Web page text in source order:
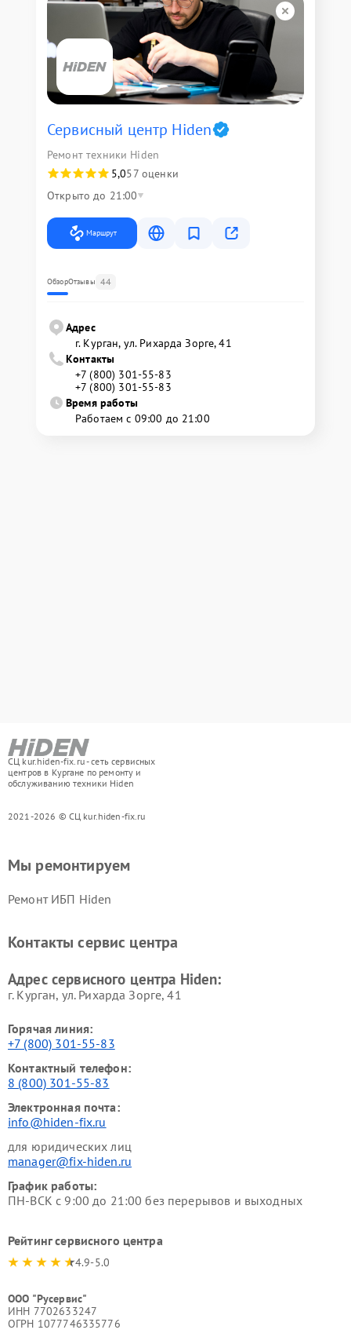
Сервисный центр Hiden
Ремонт техники Hiden
5,057 оценки
Открыто до 21:00
Маршрут
ОбзорОтзывы 44
Адрес
г. Курган, ул. Рихарда Зорге, 41
Контакты
+7 (800) 301-55-83
+7 (800) 301-55-83
Время работы
Работаем с 09:00 до 21:00
СЦ kur.hiden-fix.ru - сеть сервисных
центров в Кургане по ремонту и
обслуживанию техники Hiden
2021-2026 © СЦ kur.hiden-fix.ru
Мы ремонтируем
Ремонт ИБП Hiden
Контакты сервис центра
Адрес сервисного центра Hiden:
г. Курган, ул. Рихарда Зорге, 41
Горячая линия:
+7 (800) 301-55-83
Контактный телефон:
8 (800) 301-55-83
Электронная почта:
info@hiden-fix.ru
для юридических лиц
manager@fix-hiden.ru
График работы:
ПН-ВСК с 9:00 до 21:00 без перерывов и выходных
Рейтинг сервисного центра
4.9-5.0
ООО "Русервис"
ИНН 7702633247
ОГРН 1077746335776